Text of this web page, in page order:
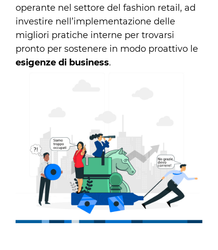
operante nel settore del fashion retail, ad
investire nell’implementazione delle
migliori pratiche interne per trovarsi
pronto per sostenere in modo proattivo le
esigenze di business.